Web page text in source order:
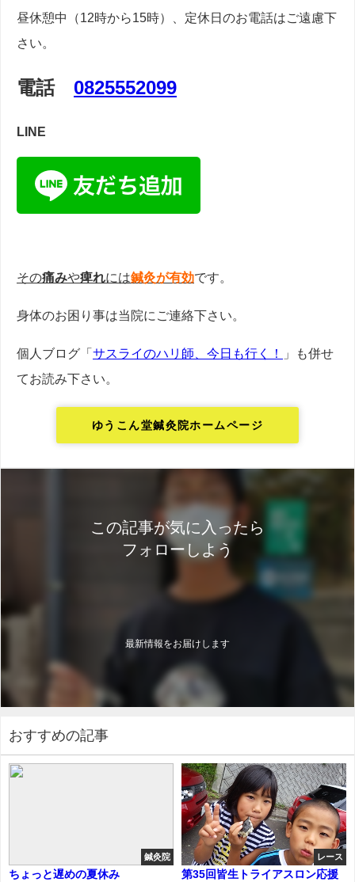
昼休憩中（12時から15時）、定休日のお電話はご遠慮下
さい。
電話 0825552099
LINE
その痛みや痺れには鍼灸が有効です。
身体のお困り事は当院にご連絡下さい。
個人ブログ「 サスライのハリ師、今日も行く！
」も併せ
てお読み下さい。
ゆうこん堂鍼灸院ホームページ
この記事が気に入ったら
フォローしよう
最新情報をお届けします
おすすめの記事
鍼灸院
ちょっと遅めの夏休み
レース
第35回皆生トライアスロン応援